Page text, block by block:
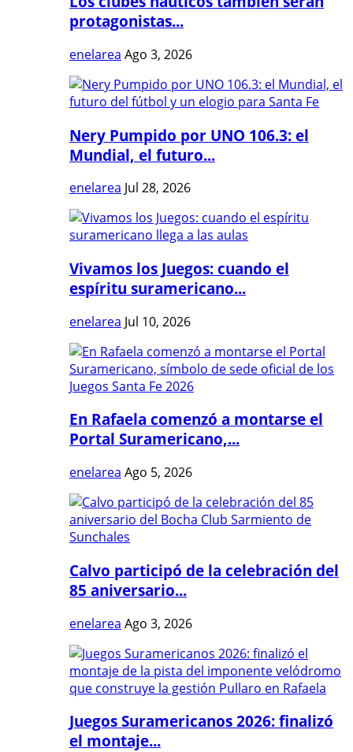
protagonistas...
enelarea Ago 3, 2026
Nery Pumpido por UNO 106.3: el
Mundial, el futuro...
enelarea Jul 28, 2026
Vivamos los Juegos: cuando el
espíritu suramericano...
enelarea Jul 10, 2026
En Rafaela comenzó a montarse el
Portal Suramericano,...
enelarea Ago 5, 2026
Calvo participó de la celebración del
85 aniversario...
enelarea Ago 3, 2026
Juegos Suramericanos 2026: finalizó
el montaje...